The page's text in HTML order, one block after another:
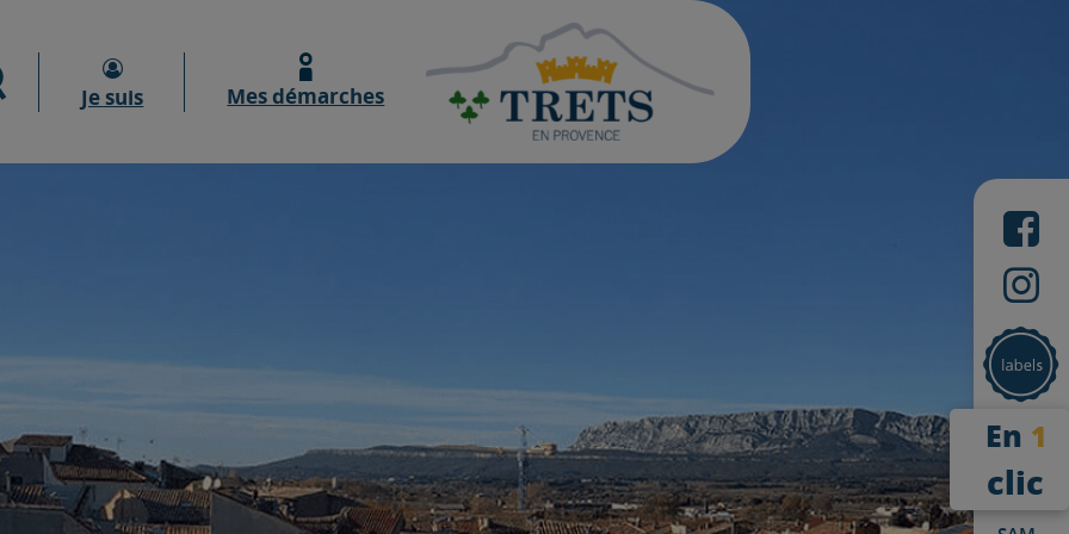
Moteur de recherche
Je suis Mes démarches
En 1
clic